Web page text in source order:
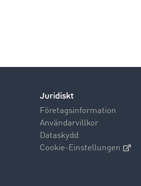
Juridiskt
Företagsinformation
Användarvillkor
Dataskydd
Cookie-Einstellungen